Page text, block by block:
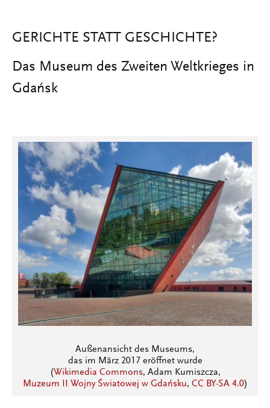
GERICHTE STATT GESCHICHTE?
Das Museum des Zweiten Weltkrieges in
Gdańsk
Außenansicht des Museums,
das im März 2017 eröffnet wurde
(Wikimedia Commons, Adam Kumiszcza,
Muzeum II Wojny Światowej w Gdańsku, CC BY-SA 4.0)